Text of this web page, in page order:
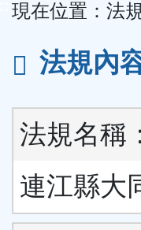
現在位置： 法
法規內
法規名稱：
連江縣大